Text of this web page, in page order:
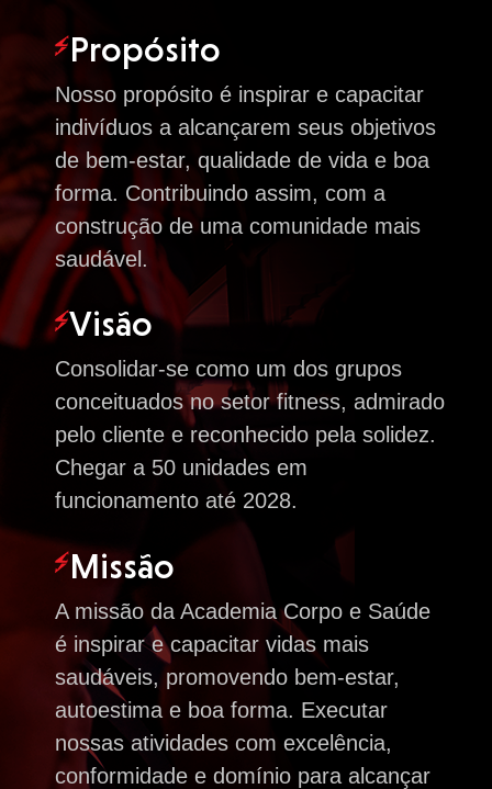
Nosso propósito é inspirar e capacitar
indivíduos a alcançarem seus objetivos
de bem-estar, qualidade de vida e boa
forma. Contribuindo assim, com a
construção de uma comunidade mais
saudável.
Propósito
Consolidar-se como um dos grupos
conceituados no setor fitness, admirado
pelo cliente e reconhecido pela solidez.
Chegar a 50 unidades em
funcionamento até 2028.
Visão
A missão da Academia Corpo e Saúde
é inspirar e capacitar vidas mais
saudáveis, promovendo bem-estar,
autoestima e boa forma. Executar
nossas atividades com excelência,
conformidade e domínio para alcançar
Missão